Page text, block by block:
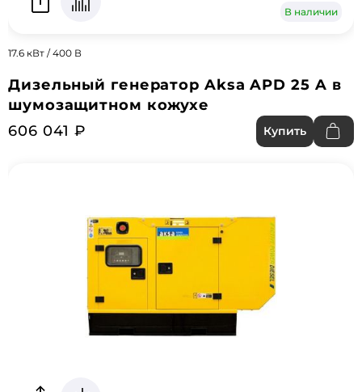
В наличии
17.6 кВт / 400 В
Дизельный генератор Aksa APD 25 A в
шумозащитном кожухе
606 041 ₽
Купить